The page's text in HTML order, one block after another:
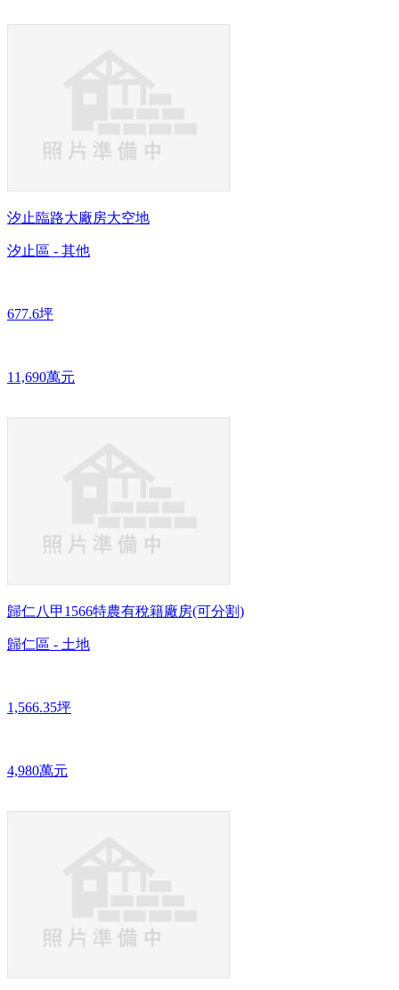
汐止臨路大廠房大空地
汐止區 - 其他
677.6坪
11,690萬元
歸仁八甲1566特農有稅籍廠房(可分割)
歸仁區 - 土地
1,566.35坪
4,980萬元